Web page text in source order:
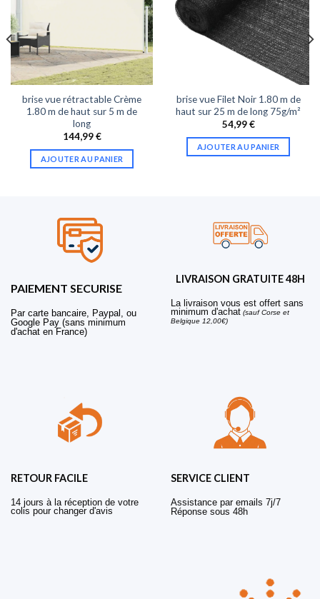
brise vue rétractable Crème
1.80 m de haut sur 5 m de
long
144,99€
AJOUTER AU PANIER
brise vue Filet Noir 1.80 m de
haut sur 25 m de long 75g/m²
54,99€
AJOUTER AU PANIER
PAIEMENT SECURISE
Par carte bancaire, Paypal, ou
Google Pay (sans minimum
d'achat en France)
LIVRAISON GRATUITE 48H
La livraison vous est offert sans
minimum d'achat (sauf Corse et
Belgique 12,00€)
RETOUR FACILE
14 jours à la réception de votre
colis pour changer d'avis
SERVICE CLIENT
Assistance par emails 7j/7
Réponse sous 48h